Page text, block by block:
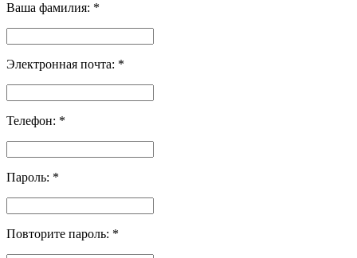
Ваша фамилия: *
Электронная почта: *
Телефон: *
Пароль: *
Повторите пароль: *